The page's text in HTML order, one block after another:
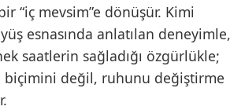
“iç mevsim”e dönüşür. Kimi
esnasında anlatılan deneyimle,
saatlerin sağladığı özgürlükle;
biçimini değil, ruhunu değiştirme